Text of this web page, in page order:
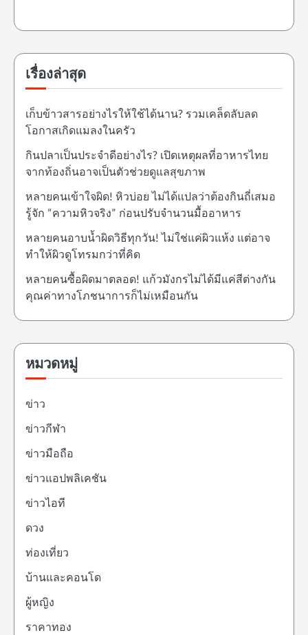
เรื่องล่าสุด
เก็บข้าวสารอย่างไรให้ใช้ได้นาน? รวมเคล็ดลับลด
โอกาสเกิดแมลงในครัว
กินปลาเป็นประจำดีอย่างไร? เปิดเหตุผลที่อาหารไทย
จากท้องถิ่นอาจเป็นตัวช่วยดูแลสุขภาพ
หลายคนเข้าใจผิด! หิวบ่อย ไม่ได้แปลว่าต้องกินถี่เสมอ
รู้จัก “ความหิวจริง” ก่อนปรับจำนวนมื้ออาหาร
หลายคนอาบน้ำผิดวิธีทุกวัน! ไม่ใช่แค่ผิวแห้ง แต่อาจ
ทำให้ผิวดูโทรมกว่าที่คิด
หลายคนซื้อผิดมาตลอด! แก้วมังกรไม่ได้มีแค่สีต่างกัน
คุณค่าทางโภชนาการก็ไม่เหมือนกัน
หมวดหมู่
ข่าว
ข่าวกีฬา
ข่าวมือถือ
ข่าวแอปพลิเคชัน
ข่าวไอที
ดวง
ท่องเที่ยว
บ้านและคอนโด
ผู้หญิง
ราคาทอง